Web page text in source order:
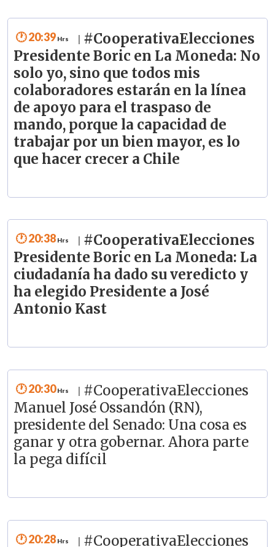
20:39
#CooperativaElecciones
Presidente Boric en La Moneda: No
solo yo, sino que todos mis
colaboradores estarán en la línea
de apoyo para el traspaso de
mando, porque la capacidad de
trabajar por un bien mayor, es lo
que hacer crecer a Chile
20:38
#CooperativaElecciones
Presidente Boric en La Moneda: La
ciudadanía ha dado su veredicto y
ha elegido Presidente a José
Antonio Kast
20:30
#CooperativaElecciones
Manuel José Ossandón (RN),
presidente del Senado: Una cosa es
ganar y otra gobernar. Ahora parte
la pega difícil
20:28
#CooperativaElecciones